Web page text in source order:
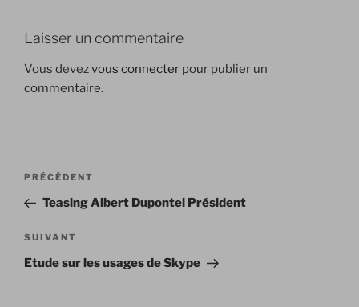
Laisser un commentaire
Vous devezvous connecter pour publier un
commentaire.
Navigation
l’article
Article
précédent
PRÉCÉDENT
Teasing Albert Dupontel Président
Article
suivant
SUIVANT
Etude sur les usages de Skype